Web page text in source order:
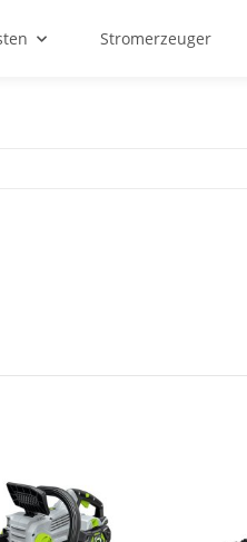
Stromerzeuger